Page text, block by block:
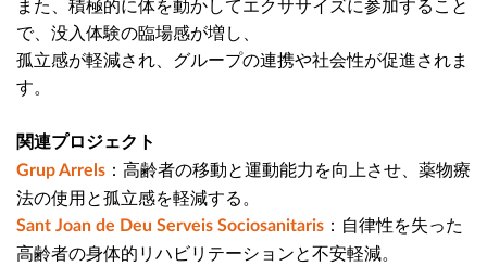
また、積極的に体を動かしてエクササイズに参加すること
で、没入体験の臨場感が増し、
孤立感が軽減され、グループの連携や社会性が促進されま
す。
関連プロジェクト
Grup Arrels ：高齢者の移動と運動能力を向上させ、薬物療
法の使用と孤立感を軽減する。
Sant Joan de Deu Serveis Sociosanitaris ：自律性を失った
高齢者の身体的リハビリテーションと不安軽減。